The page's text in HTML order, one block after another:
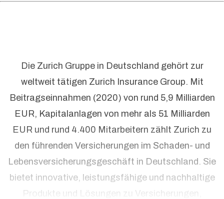
Die Zurich Gruppe in Deutschland gehört zur
weltweit tätigen Zurich Insurance Group. Mit
Beitragseinnahmen (2020) von rund 5,9 Milliarden
EUR, Kapitalanlagen von mehr als 51 Milliarden
EUR und rund 4.400 Mitarbeitern zählt Zurich zu
den führenden Versicherungen im Schaden- und
Lebensversicherungsgeschäft in Deutschland. Sie
bietet innovative, leistungsfähige und nachhaltige
Produkte und Lösungen zu Versicherungen,